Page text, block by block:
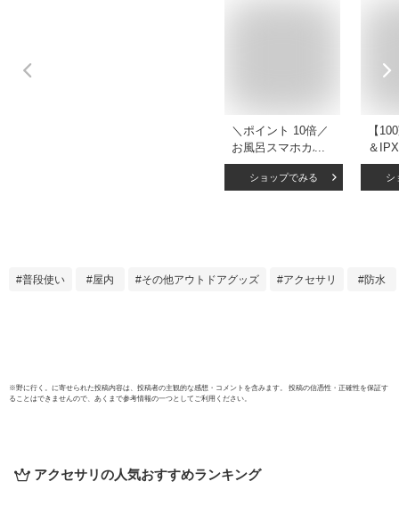
＼ポイント 10倍／
お風呂スマホカバー
携帯電話ケース ス
マホケース スマホ
レ/リビングなど大
ショップでみる
【
＆
スマ
ホ
風呂
シ
普段使い 屋内 その他アウトドアグッズ アクセサリ 防水
※野に行く。 に寄せられた投稿内容は、投稿者の主観的な感想・コメントを含みます。 投稿の信憑性・正確性を保証す
ることはできませんので、あくまで参考情報の一つとしてご利用ください。
アクセサリの人気おすすめランキング